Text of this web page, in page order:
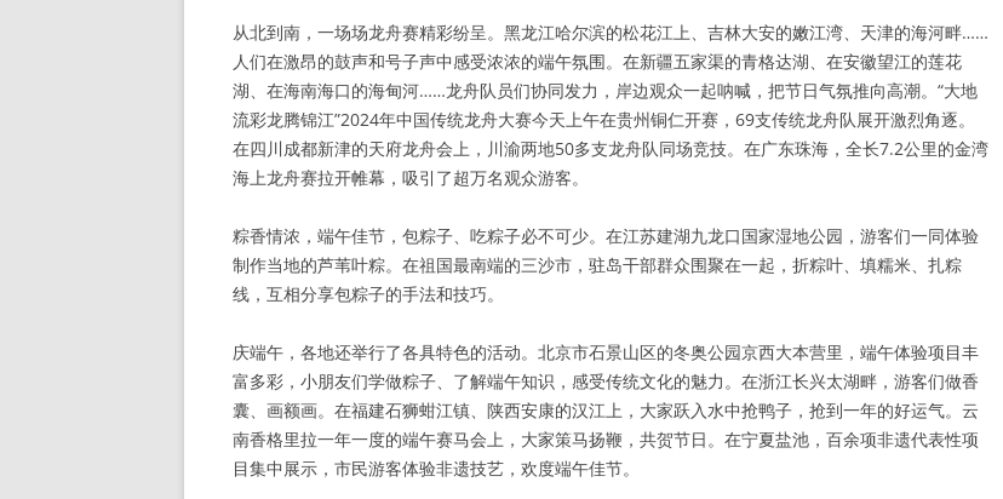
从北到南，一场场龙舟赛精彩纷呈。黑龙江哈尔滨的松花江上、吉林大安的嫩江湾、天津的海河畔……
人们在激昂的鼓声和号子声中感受浓浓的端午氛围。在新疆五家渠的青格达湖、在安徽望江的莲花
湖、在海南海口的海甸河……龙舟队员们协同发力，岸边观众一起呐喊，把节日气氛推向高潮。“大地
流彩龙腾锦江”2024年中国传统龙舟大赛今天上午在贵州铜仁开赛，69支传统龙舟队展开激烈角逐。
在四川成都新津的天府龙舟会上，川渝两地50多支龙舟队同场竞技。在广东珠海，全长7.2公里的金湾
海上龙舟赛拉开帷幕，吸引了超万名观众游客。
粽香情浓，端午佳节，包粽子、吃粽子必不可少。在江苏建湖九龙口国家湿地公园，游客们一同体验
制作当地的芦苇叶粽。在祖国最南端的三沙市，驻岛干部群众围聚在一起，折粽叶、填糯米、扎粽
线，互相分享包粽子的手法和技巧。
庆端午，各地还举行了各具特色的活动。北京市石景山区的冬奥公园京西大本营里，端午体验项目丰
富多彩，小朋友们学做粽子、了解端午知识，感受传统文化的魅力。在浙江长兴太湖畔，游客们做香
囊、画额画。在福建石狮蚶江镇、陕西安康的汉江上，大家跃入水中抢鸭子，抢到一年的好运气。云
南香格里拉一年一度的端午赛马会上，大家策马扬鞭，共贺节日。在宁夏盐池，百余项非遗代表性项
目集中展示，市民游客体验非遗技艺，欢度端午佳节。